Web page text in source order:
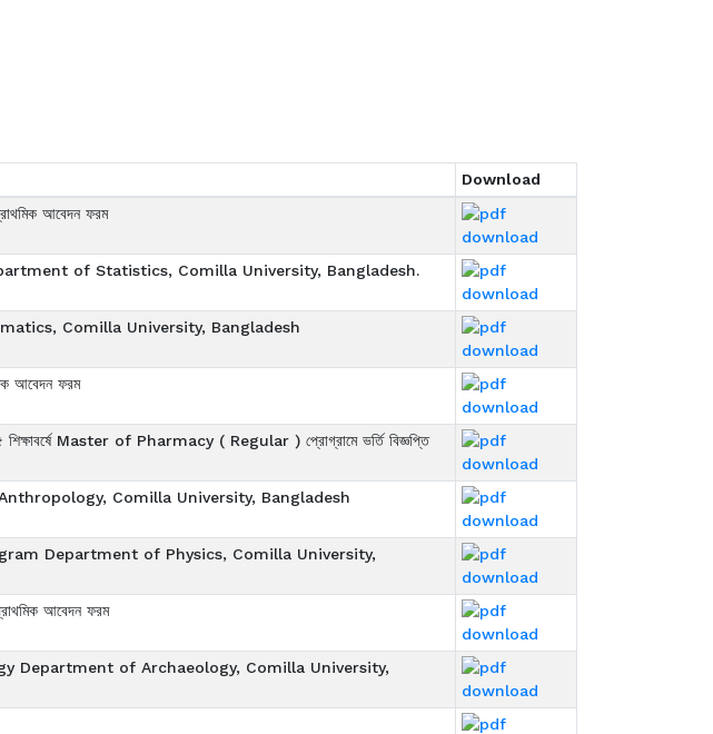
Download
আবেদন ফরম
of Statistics, Comilla University, Bangladesh.
Comilla University, Bangladesh
আবেদন ফরম
২৫ শিক্ষাবর্ষে Master of Pharmacy ( Regular ) প্রোগ্রামে ভর্তি বিজ্ঞপ্তি
Anthropology, Comilla University, Bangladesh
Department of Physics, Comilla University,
আবেদন ফরম
Department of Archaeology, Comilla University,